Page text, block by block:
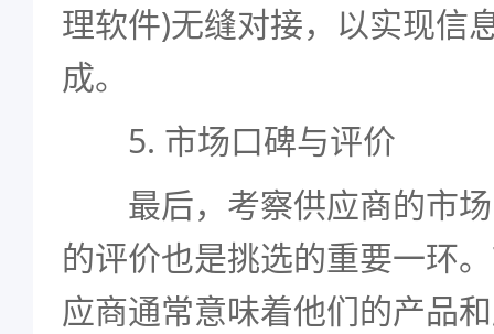
理软件)无缝对接，以实现信
成。
5. 市场口碑与评价
最后，考察供应商的市场
的评价也是挑选的重要一环
应商通常意味着他们的产品